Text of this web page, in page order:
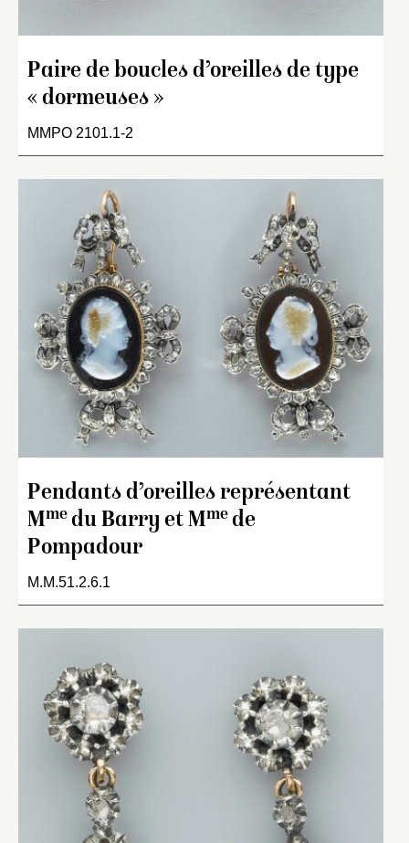
Paire de boucles d’oreilles de type
« dormeuses »
MMPO 2101.1-2
Pendants d’oreilles représentant
Mmedu Barry et Mmede
Pompadour
M.M.51.2.6.1